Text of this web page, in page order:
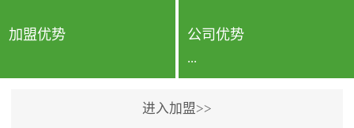
加盟优势 公司优势
...
进入加盟>>